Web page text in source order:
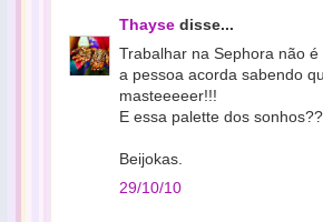
Thayse disse...
Trabalhar na Sephora não
a pessoa acorda sabendo
masteeeeer!!!
E essa palette dos
Beijokas.
29/10/10